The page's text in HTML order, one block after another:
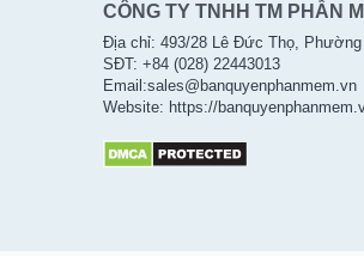
CÔNG TY TNHH TM PHẦN
Địa chỉ: 493/28 Lê Đức Thọ, Phường
SĐT: +84 (028) 22443013
Email:sales@banquyenphanmem.vn
Website: https://